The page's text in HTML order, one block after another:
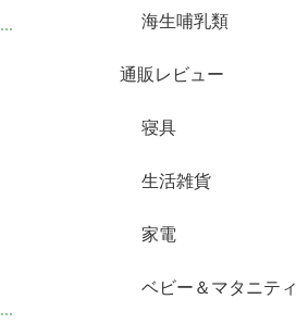
海生哺乳類
通販レビュー
寝具
生活雑貨
家電
ベビー＆マタニティ